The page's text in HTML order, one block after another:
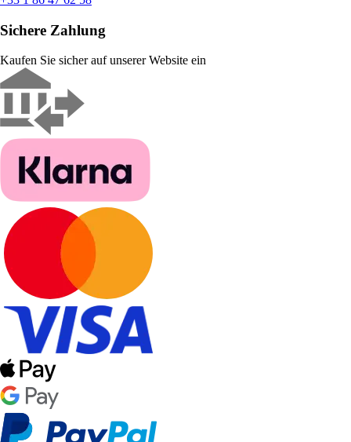
Sichere Zahlung
Kaufen Sie sicher auf unserer Website ein